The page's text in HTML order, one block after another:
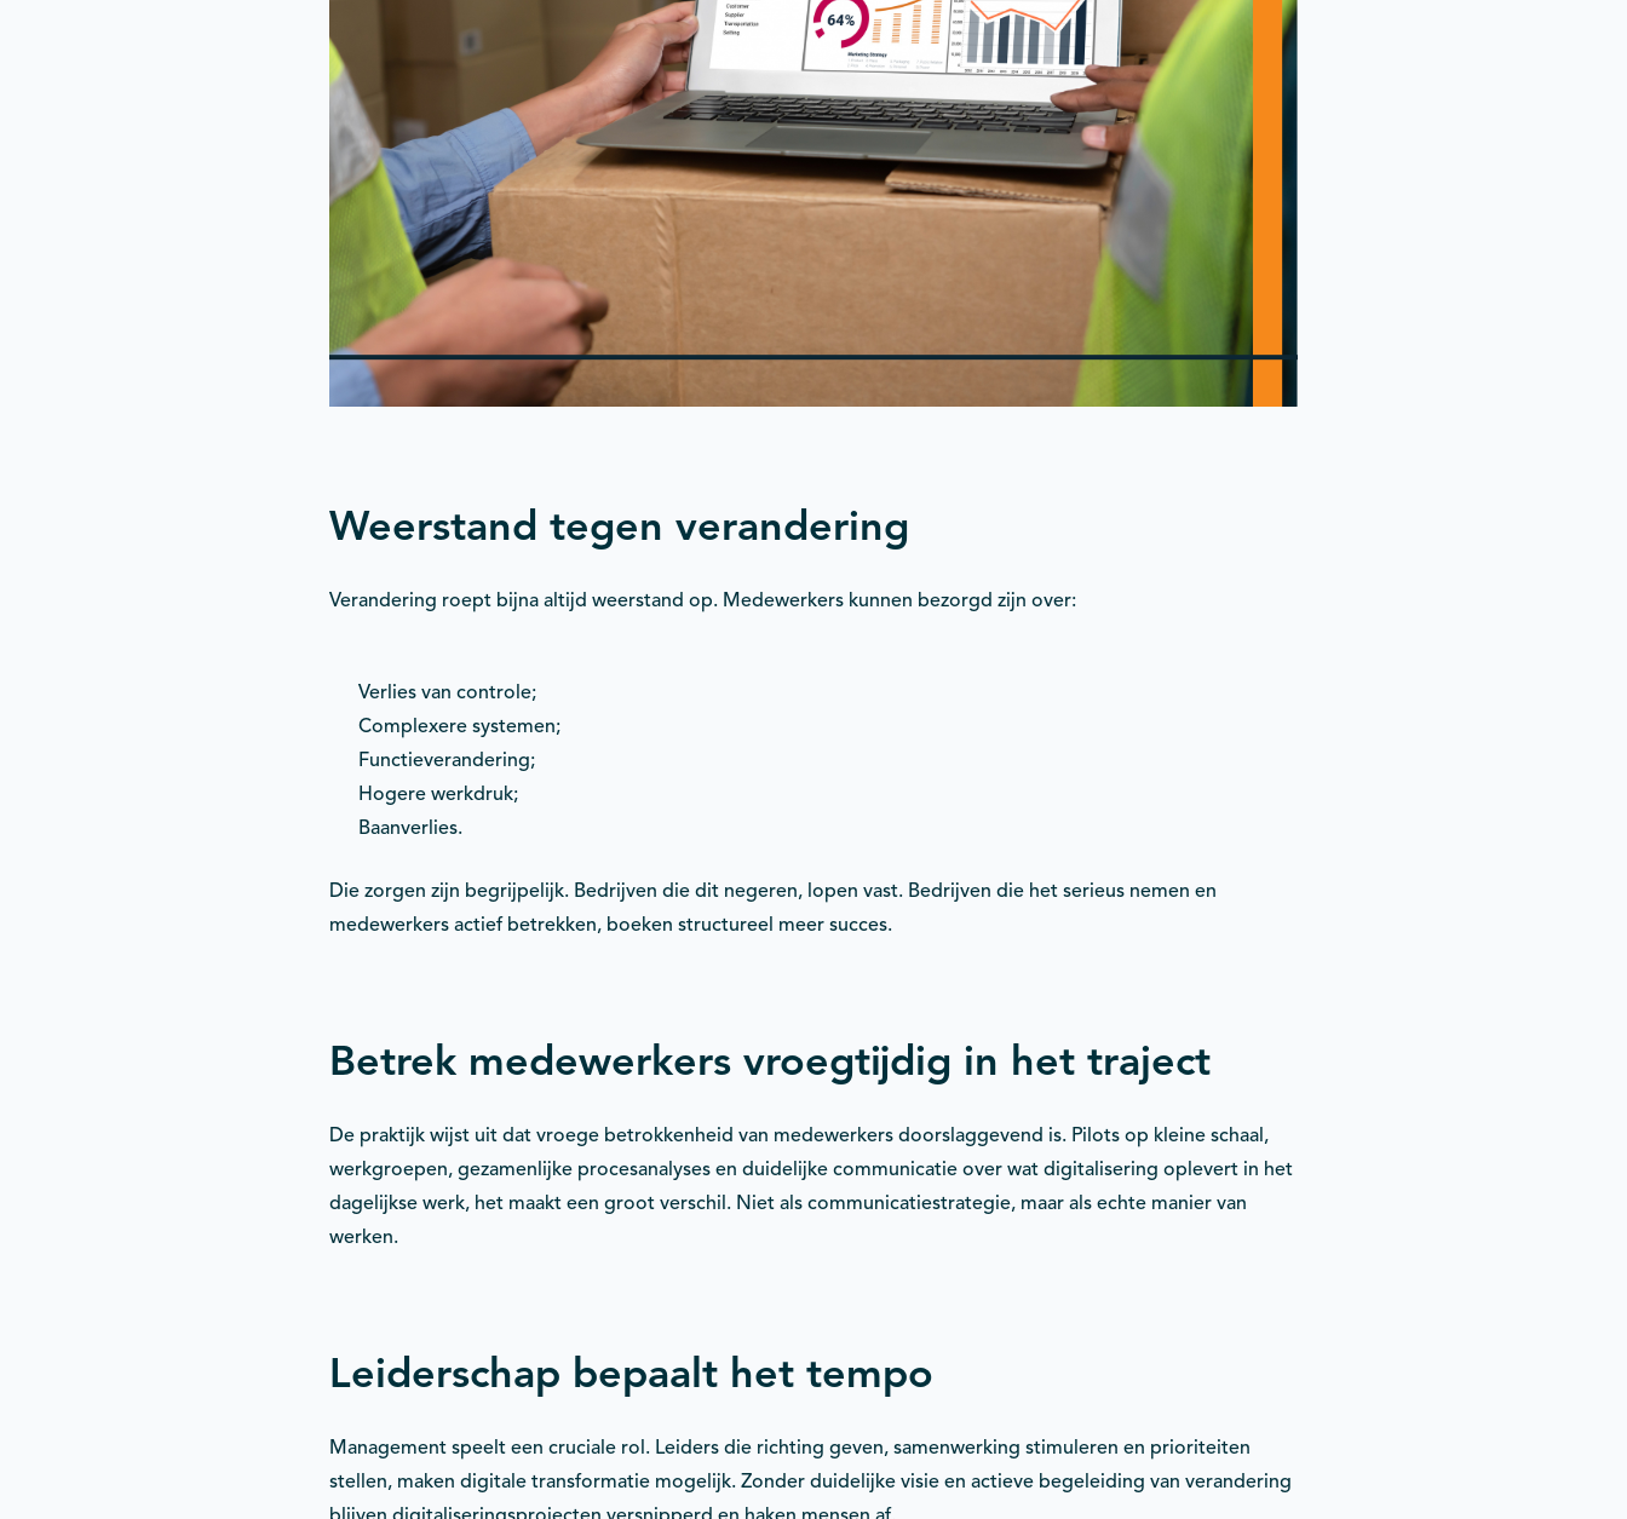
Weerstand tegen verandering
Verandering roept bijna altijd weerstand op. Medewerkers kunnen bezorgd zijn over:
Verlies van controle;
Complexere systemen;
Functieverandering;
Hogere werkdruk;
Baanverlies.
Die zorgen zijn begrijpelijk. Bedrijven die dit negeren, lopen vast. Bedrijven die het serieus nemen en
medewerkers actief betrekken, boeken structureel meer succes.
Betrek medewerkers vroegtijdig in het traject
De praktijk wijst uit dat vroege betrokkenheid van medewerkers doorslaggevend is. Pilots op kleine schaal,
werkgroepen, gezamenlijke procesanalyses en duidelijke communicatie over wat digitalisering oplevert in het
dagelijkse werk, het maakt een groot verschil. Niet als communicatiestrategie, maar als echte manier van
werken.
Leiderschap bepaalt het tempo
Management speelt een cruciale rol. Leiders die richting geven, samenwerking stimuleren en prioriteiten
stellen, maken digitale transformatie mogelijk. Zonder duidelijke visie en actieve begeleiding van verandering